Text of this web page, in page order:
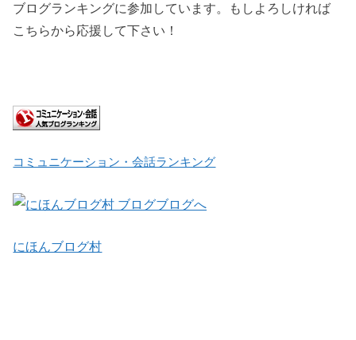
ブログランキングに参加しています。もしよろしければ
こちらから応援して下さい！
コミュニケーション・会話ランキング
にほんブログ村